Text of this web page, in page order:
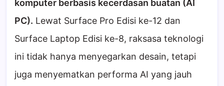
komputer berbasis kecerdasan buatan (AI
PC). Lewat Surface Pro Edisi ke-12 dan
Surface Laptop Edisi ke-8, raksasa teknologi
ini tidak hanya menyegarkan desain, tetapi
juga menyematkan performa AI yang jauh